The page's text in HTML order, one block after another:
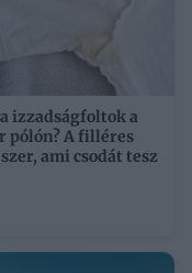
izzadságfoltok a
pólón? A filléres
ami csodát tesz